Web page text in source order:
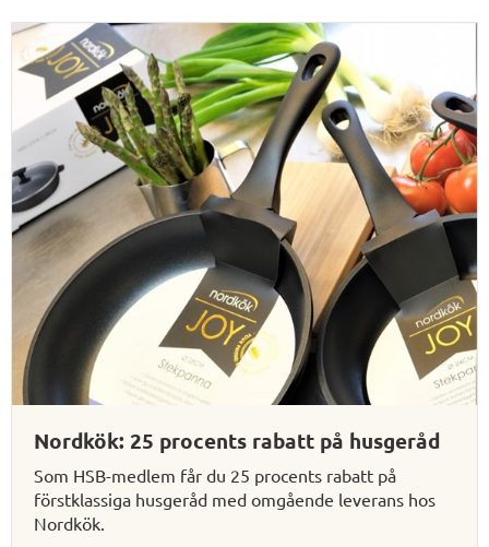
Nordkök: 25 procents rabatt på husgeråd
Som HSB-medlem får du 25 procents rabatt på
förstklassiga husgeråd med omgående leverans hos
Nordkök.